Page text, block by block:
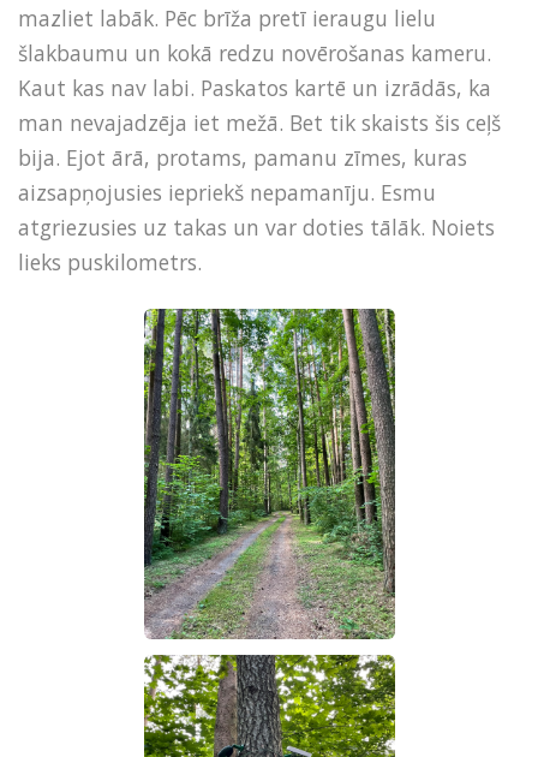
mazliet labāk. Pēc brīža pretī ieraugu lielu
šlakbaumu un kokā redzu novērošanas kameru.
Kaut kas nav labi. Paskatos kartē un izrādās, ka
man nevajadzēja iet mežā. Bet tik skaists šis ceļš
bija. Ejot ārā, protams, pamanu zīmes, kuras
aizsapņojusies iepriekš nepamanīju. Esmu
atgriezusies uz takas un var doties tālāk. Noiets
lieks puskilometrs.